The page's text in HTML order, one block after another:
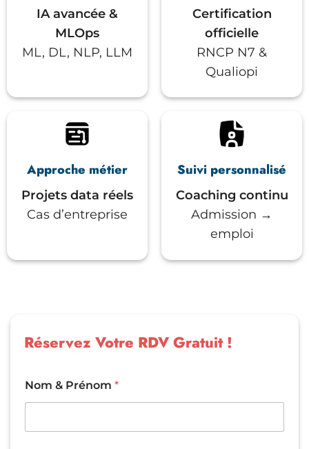
IA avancée &
MLOps
ML, DL, NLP, LLM
Certification
officielle
RNCP N7 &
Qualiopi
Approche métier
Projets data réels
Cas d’entreprise
Suivi personnalisé
Coaching continu
Admission →
emploi
Réservez Votre RDV Gratuit !
Nom & Prénom *